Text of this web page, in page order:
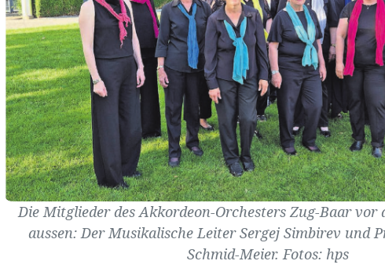
Die Mitglieder des Akkordeon-Orchesters Zug-Baar vor
aussen: Der Musikalische Leiter Sergej Simbirev und
Schmid-Meier. Fotos: hps